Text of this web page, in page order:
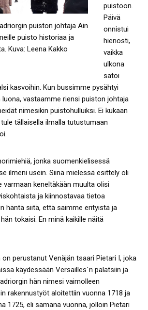
puiston johtaja Ain
puisto historiaa ja
Kuva: Leena Kakko
puistoon.
Päivä
onnistui
hienosti,
vaikka
ulkona
satoi
kasvoihin. Kun bussimme pysähtyi
vastaamme riensi puiston johtaja
nimesikin puistohulluiksi. Ei kukaan
tällaisella ilmalla tutustumaan
jonka suomenkielisessä
ilmeni usein. Siinä mielessä esittely oli
varmaan keneltäkään muulta olisi
ja kiinnostavaa tietoa
häntä siitä, että saimme erityistä ja
tokaisi: En minä kaikille näitä
perustanut Venäjän tsaari Pietari I, joka
käydessään Versailles´n palatsiin ja
hän nimesi vaimolleen
rakennustyöt aloitettiin vuonna 1718 ja
1725, eli samana vuonna, jolloin Pietari